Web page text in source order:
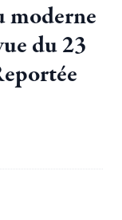
moderne
du 23